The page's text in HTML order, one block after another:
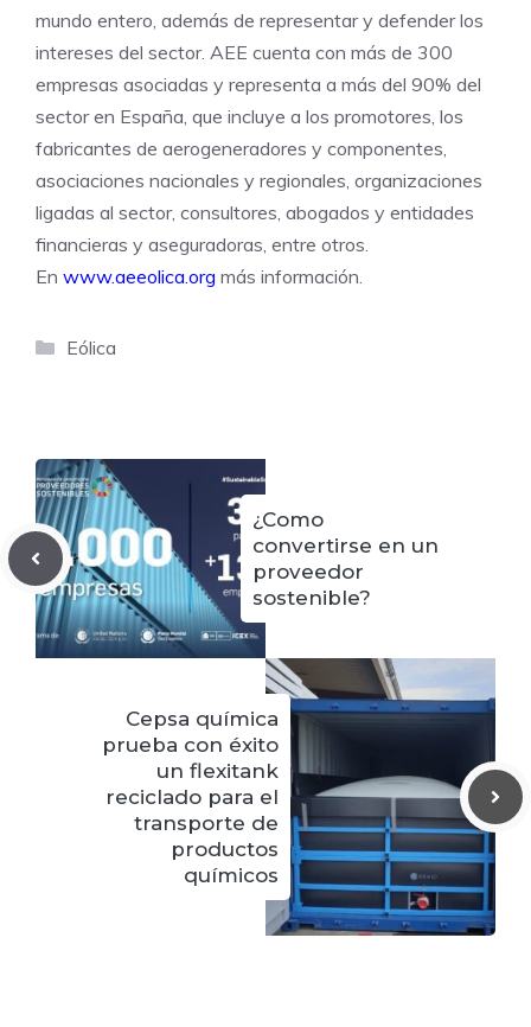
mundo entero, además de representar y defender los
intereses del sector. AEE cuenta con más de 300
empresas asociadas y representa a más del 90% del
sector en España, que incluye a los promotores, los
fabricantes de aerogeneradores y componentes,
asociaciones nacionales y regionales, organizaciones
ligadas al sector, consultores, abogados y entidades
financieras y aseguradoras, entre otros.
En www.aeeolica.org más información.
Categorías
Eólica
¿Como
convertirse en un
proveedor
sostenible?
Cepsa química
prueba con éxito
un flexitank
reciclado para el
transporte de
productos
químicos